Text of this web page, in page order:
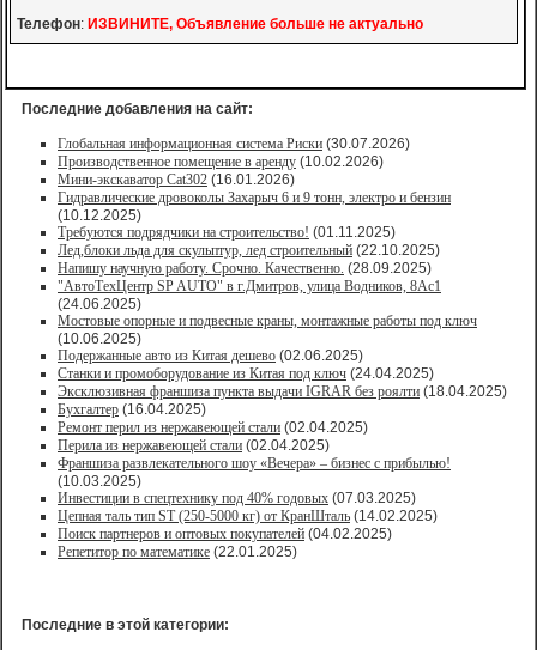
Телефон: ИЗВИНИТЕ, Объявление больше не актуально
Последние добавления на сайт:
Глобальная информационная система Риски (30.07.2026)
Производственное помещение в аренду (10.02.2026)
Мини-экскаватор Cat302 (16.01.2026)
Гидравлические дровоколы Захарыч 6 и 9 тонн, электро и бензин
(10.12.2025)
Требуются подрядчики на строительство! (01.11.2025)
Лед,блоки льда для скульптур, лед строительный (22.10.2025)
Напишу научную работу. Срочно. Качественно. (28.09.2025)
"АвтоТехЦентр SP AUTO" в г.Дмитров, улица Водников, 8Ас1
(24.06.2025)
Мостовые опорные и подвесные краны, монтажные работы под ключ
(10.06.2025)
Подержанные авто из Китая дешево (02.06.2025)
Станки и промоборудование из Китая под ключ (24.04.2025)
Эксклюзивная франшиза пункта выдачи IGRAR без роялти (18.04.2025)
Бухгалтер (16.04.2025)
Ремонт перил из нержавеющей стали (02.04.2025)
Перила из нержавеющей стали (02.04.2025)
Франшиза развлекательного шоу «Вечера» – бизнес с прибылью!
(10.03.2025)
Инвестиции в спецтехнику под 40% годовых (07.03.2025)
Цепная таль тип ST (250-5000 кг) от КранШталь (14.02.2025)
Поиск партнеров и оптовых покупателей (04.02.2025)
Репетитор по математике (22.01.2025)
Последние в этой категории: